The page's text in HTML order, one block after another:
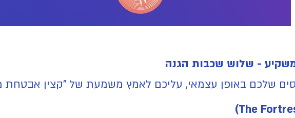
- שלוש שכבות הגנה
שלכם באופן עצמאי, עליכם לאמץ משמעת של "קצין אבטחת